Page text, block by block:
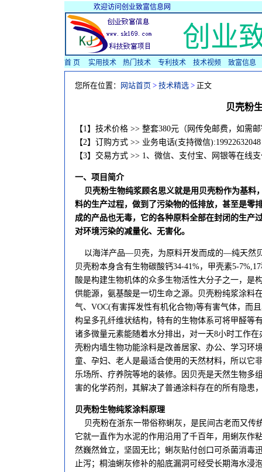
欢迎访问创业致富信息网
创业
首 页 实用技术 热门技术 专利技术 技术视频 致富信息
您所在位置： 网站首页 > 技术精选 > 正文
贝壳粉
【1】技术价格 >> 整套380元（网传免邮费，如需
【2】订购方式 >> 业务电话(支持微信
【3】交易方式 >> 1、微信、支付宝、网银等在线
一、项目简介
贝壳粉生物纯浆顾名思义就是用贝壳粉作为基
料的生产过程，做到了污染物的低排放，甚至是零
成的产品也无毒，它的各种原料全部在封闭的生产
对环境污染的减量化、无害化。
以海洋产品—贝壳，为原料开发而成的—纯天然
贝壳粉本身含有生物碳酸钙34-41%，甲壳素5-
酸是构建生物机体的众多生物活性大分子之一，是
供能源，氨基酸是一切生命之源。贝壳粉纯浆涂料
气、VOC(有害挥发性有机化合物)等有害气体，而
构呈多孔纤维状结构，特有的生物体系可将甲醛等
诸多微量元素能随着水分排出，对一天8小时工作
壳粉内墙生物功能涂料是改善居家、办公、学习环
童、孕妇、老人是最适合使用的天然材料，所以它
乐场所、疗养院等地的装修。因贝壳是天然生物多
害的化学药剂，其解决了普通涂料存在的所有隐
贝壳粉生物纯浆涂料原理
贝壳粉在浙东一带俗称蜊灰，是民间古老而又传
它就一直作为水泥的作用沿用了千百年，用蜊灰作
然巍然耸立，坚固无比；蜊灰贴付创口可杀菌消毒
止泻；桐油蜊灰修补的船底漏洞可经受长期海水浸